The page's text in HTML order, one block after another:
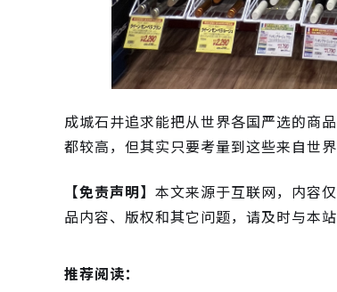
成城石井追求能把从世界各国严选的商
都较高，但其实只要考量到这些来自世
【免责声明】 本文来源于互联网，内容
品内容、版权和其它问题，请及时与本
推荐阅读：